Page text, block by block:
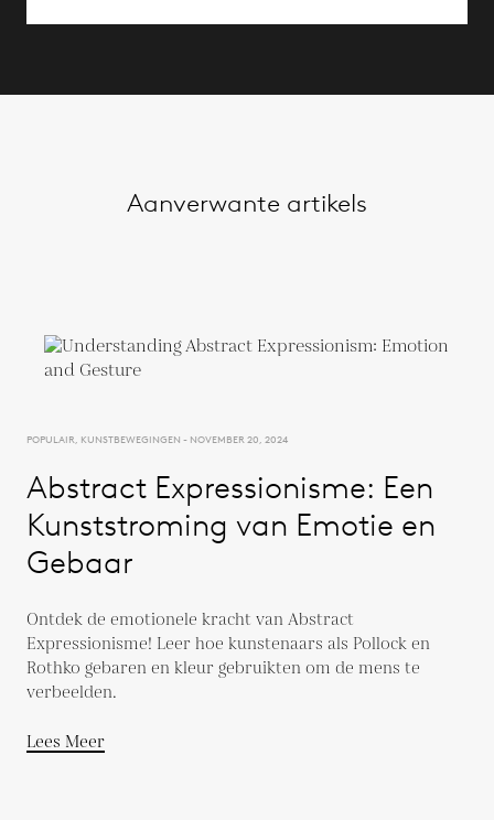
Aanverwante artikels
POPULAIR, KUNSTBEWEGINGEN - NOVEMBER 20, 2024
Abstract Expressionisme: Een
Kunststroming van Emotie en
Gebaar
Ontdek de emotionele kracht van Abstract
Expressionisme! Leer hoe kunstenaars als Pollock en
Rothko gebaren en kleur gebruikten om de mens te
verbeelden.
Lees Meer